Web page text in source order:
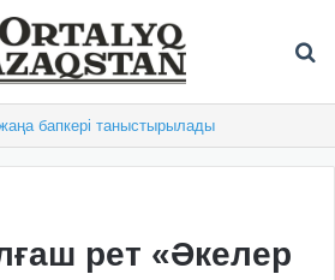
бапкері таныстырылады
рет «Әкелер